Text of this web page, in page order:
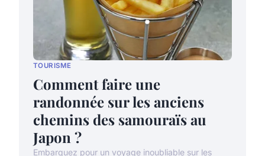
TOURISME
Comment faire une
randonnée sur les anciens
chemins des samouraïs au
Japon ?
Embarquez pour un voyage inoubliable sur les